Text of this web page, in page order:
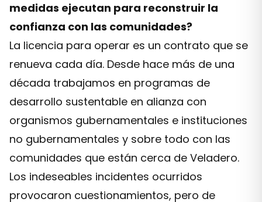
medidas ejecutan para reconstruir la
confianza con las comunidades?
La licencia para operar es un contrato que se
renueva cada día. Desde hace más de una
década trabajamos en programas de
desarrollo sustentable en alianza con
organismos gubernamentales e instituciones
no gubernamentales y sobre todo con las
comunidades que están cerca de Veladero.
Los indeseables incidentes ocurridos
provocaron cuestionamientos, pero de